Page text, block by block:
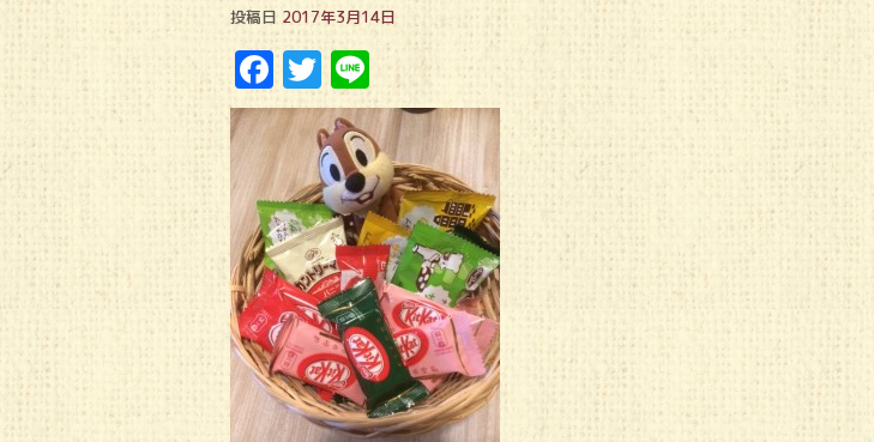
投稿日 2017年3月14日
Facebook
Twitter
Line